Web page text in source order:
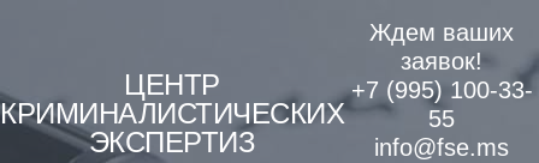
content
ЦЕНТР
КРИМИНАЛИСТИЧЕСКИХ
ЭКСПЕРТИЗ
Ждем ваших
заявок!
+7 (995) 100-33-
55
info@fse.ms